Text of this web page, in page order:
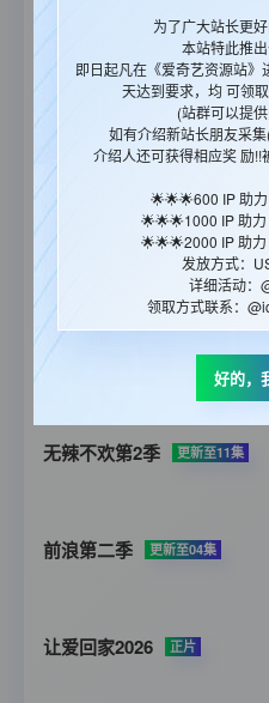
民间奇案录 正片
斩毒行动2026 正片
更新至06集
鸡肉帝国：快餐阴谋 正片
无辣不欢第2季 更新至11集
前浪第二季 更新至04集
让爱回家2026 正片
为了广大站长更
本站特此推
即日起凡在《爱奇艺资源站
天达到要求，均 可领
(站群可以提
如有介绍新站长朋友采
介绍人还可获得相应奖 励
🌟🌟🌟600 IP 助
🌟🌟🌟1000 IP 助
🌟🌟🌟2000 IP 助
发放方式：
详细活动：
领取方式联系：
好的，